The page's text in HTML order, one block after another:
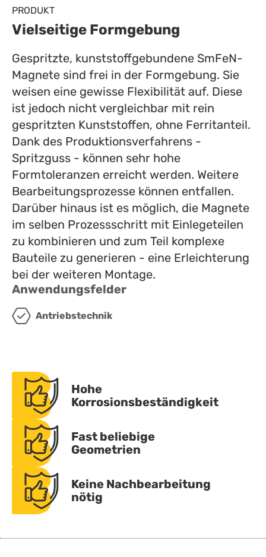
PRODUKT
Vielseitige Formgebung
Gespritzte, kunststoffgebundene SmFeN-
Magnete sind frei in der Formgebung. Sie
weisen eine gewisse Flexibilität auf. Diese
ist jedoch nicht vergleichbar mit rein
gespritzten Kunststoffen, ohne Ferritanteil.
Dank des Produktionsverfahrens -
Spritzguss - können sehr hohe
Formtoleranzen erreicht werden. Weitere
Bearbeitungsprozesse können entfallen.
Darüber hinaus ist es möglich, die Magnete
im selben Prozessschritt mit Einlegeteilen
zu kombinieren und zum Teil komplexe
Bauteile zu generieren - eine Erleichterung
bei der weiteren Montage.
Anwendungsfelder
Antriebstechnik
Hohe
Korrosionsbeständigkeit
Fast beliebige
Geometrien
Keine Nachbearbeitung
nötig